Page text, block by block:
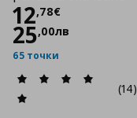
12,78€
Цена
25,00лв
65 точки
(14)